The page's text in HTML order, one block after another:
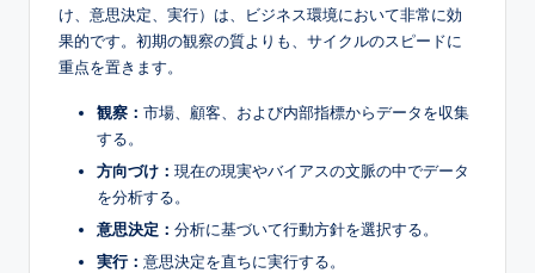
け、意思決定、実行）は、ビジネス環境において非常に効
果的です。初期の観察の質よりも、サイクルのスピードに
重点を置きます。
観察： 市場、顧客、および内部指標からデータを収集
する。
方向づけ： 現在の現実やバイアスの文脈の中でデータ
を分析する。
意思決定： 分析に基づいて行動方針を選択する。
実行： 意思決定を直ちに実行する。